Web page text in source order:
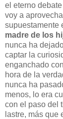
el eterno
voy a
supuestamente
madre de los
nunca ha
captar la
enganchado
hora de la
nunca ha
menos, lo era
con el paso del
lastre, más que